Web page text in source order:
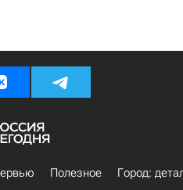
Полезное
Город: